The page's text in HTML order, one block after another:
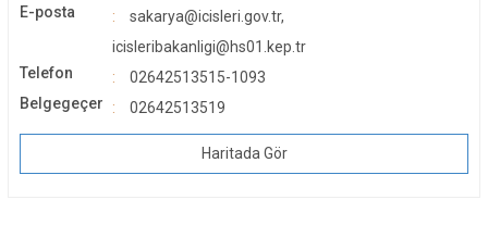
E-posta
sakarya@icisleri.gov.tr,
icisleribakanligi@hs01.kep.tr
Telefon
02642513515-1093
Belgegeçer
02642513519
Haritada Gör